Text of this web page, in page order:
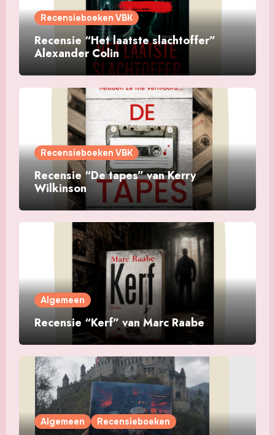
Recensieboeken VBK
Recensie “Het laatste slachtoffer”
Alexander Colin
Recensieboeken VBK
Recensie “De tapes” van Kerry
Wilkinson
Algemeen
Recensie “Kerf” van Marc Raabe
Algemeen Recensieboeken